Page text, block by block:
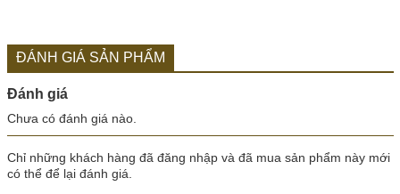
ĐÁNH GIÁ SẢN PHẨM
Đánh giá
Chưa có đánh giá nào.
Chỉ những khách hàng đã đăng nhập và đã mua sản phẩm này mới
có thể để lại đánh giá.